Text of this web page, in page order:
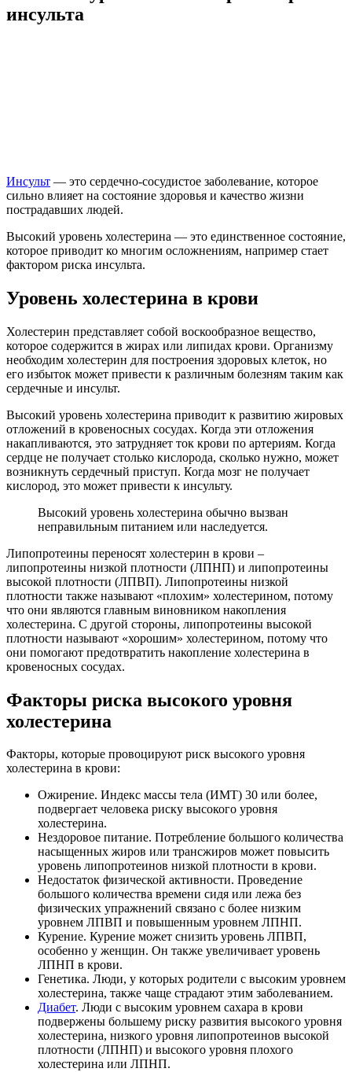
инсульта
Инсульт — это сердечно-сосудистое заболевание, которое
сильно влияет на состояние здоровья и качество жизни
пострадавших людей.
Высокий уровень холестерина — это единственное состояние,
которое приводит ко многим осложнениям, например стает
фактором риска инсульта.
Уровень холестерина в крови
Холестерин представляет собой воскообразное вещество,
которое содержится в жирах или липидах крови. Организму
необходим холестерин для построения здоровых клеток, но
его избыток может привести к различным болезням таким как
сердечные и инсульт.
Высокий уровень холестерина приводит к развитию жировых
отложений в кровеносных сосудах. Когда эти отложения
накапливаются, это затрудняет ток крови по артериям. Когда
сердце не получает столько кислорода, сколько нужно, может
возникнуть сердечный приступ. Когда мозг не получает
кислород, это может привести к инсульту.
Высокий уровень холестерина обычно вызван
неправильным питанием или наследуется.
Липопротеины переносят холестерин в крови –
липопротеины низкой плотности (ЛПНП) и липопротеины
высокой плотности (ЛПВП). Липопротеины низкой
плотности также называют «плохим» холестерином, потому
что они являются главным виновником накопления
холестерина. С другой стороны, липопротеины высокой
плотности называют «хорошим» холестерином, потому что
они помогают предотвратить накопление холестерина в
кровеносных сосудах.
Факторы риска высокого уровня
холестерина
Факторы, которые провоцируют риск высокого уровня
холестерина в крови:
Ожирение. Индекс массы тела (ИМТ) 30 или более,
подвергает человека риску высокого уровня
холестерина.
Нездоровое питание. Потребление большого количества
насыщенных жиров или трансжиров может повысить
уровень липопротеинов низкой плотности в крови.
Недостаток физической активности. Проведение
большого количества времени сидя или лежа без
физических упражнений связано с более низким
уровнем ЛПВП и повышенным уровнем ЛПНП.
Курение. Курение может снизить уровень ЛПВП,
особенно у женщин. Он также увеличивает уровень
ЛПНП в крови.
Генетика. Люди, у которых родители с высоким уровнем
холестерина, также чаще страдают этим заболеванием.
Диабет. Люди с высоким уровнем сахара в крови
подвержены большему риску развития высокого уровня
холестерина, низкого уровня липопротеинов высокой
плотности (ЛПНП) и высокого уровня плохого
холестерина или ЛПНП.